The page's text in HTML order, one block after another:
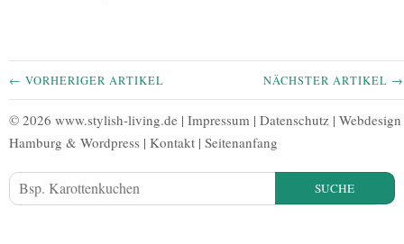
← VORHERIGER ARTIKEL NÄCHSTER ARTIKEL →
© 2026 www.stylish-living.de | Impressum | Datenschutz | Webdesign
Hamburg & Wordpress | Kontakt | Seitenanfang
SUCHE